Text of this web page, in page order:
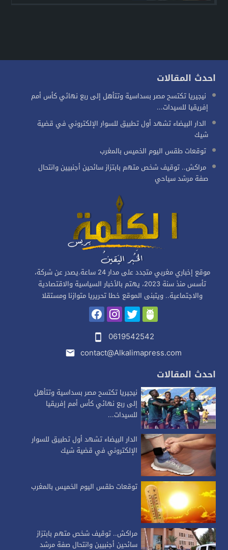
احدث المقالات
نيجيريا تكتسح مصر بسداسية وتتأهل إلى ربع نهائي كأس أمم
إفريقيا للسيدات...
الدار البيضاء تشهد أول تطبيق للسوار الإلكتروني في قضية
شيك
توقعات طقس اليوم الخميس بالمغرب
مراكش.. توقيف شخص متهم بابتزاز سائحين أجنبيين وانتحال
صفة مرشد سياحي
موقع إخباري مغربي متجدد على مدار 24 ساعة.يصدر عن شركة،
تأسس منذ سنة 2023، يهتم بالأخبار السياسية والاقتصادية
والاجتماعية.. ويتبنى الموقع خطا تحريريا متوازنا ومستقلا
0619542542
contact@Alkalimapress.com
احدث المقالات
نيجيريا تكتسح مصر بسداسية وتتأهل
إلى ربع نهائي كأس أمم إفريقيا
للسيدات...
الدار البيضاء تشهد أول تطبيق للسوار
الإلكتروني في قضية شيك
توقعات طقس اليوم الخميس بالمغرب
مراكش.. توقيف شخص متهم بابتزاز
سائحين أجنبيين وانتحال صفة مرشد